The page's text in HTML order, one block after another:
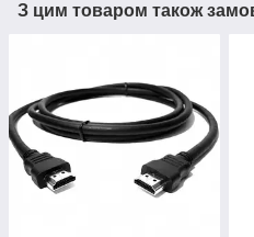
З цим товаром також